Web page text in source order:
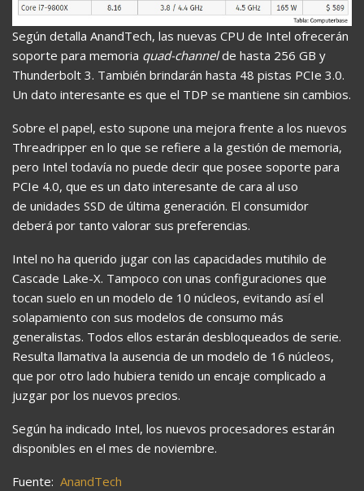
Según detalla AnandTech, las nuevas CPU de Intel ofrecerán
soporte para memoria quad-channelde hasta 256 GB y
Thunderbolt 3. También brindarán hasta 48 pistas PCIe 3.0.
Un dato interesante es que el TDP se mantiene sin cambios.
Sobre el papel, esto supone una mejora frente a los nuevos
Threadripper en lo que se refiere a la gestión de memoria,
pero Intel todavía no puede decir que posee soporte para
PCIe 4.0, que es un dato interesante de cara al uso
de unidades SSD de última generación. El consumidor
deberá por tanto valorar sus preferencias.
Intel no ha querido jugar con las capacidades mutihilo de
Cascade Lake-X. Tampoco con unas configuraciones que
tocan suelo en un modelo de 10 núcleos, evitando así el
solapamiento con sus modelos de consumo más
generalistas. Todos ellos estarán desbloqueados de serie.
Resulta llamativa la ausencia de un modelo de 16 núcleos,
que por otro lado hubiera tenido un encaje complicado a
juzgar por los nuevos precios.
Según ha indicado Intel, los nuevos procesadores estarán
disponibles en el mes de noviembre.
Fuente: AnandTech